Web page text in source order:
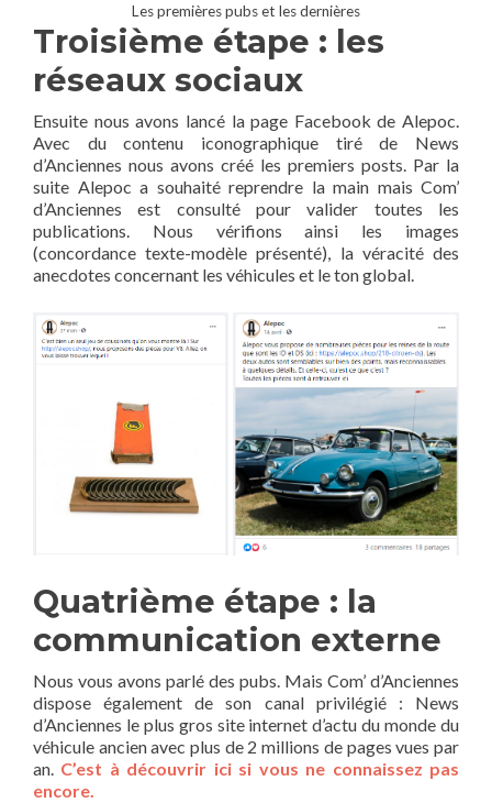
Les premières pubs et les dernières
Troisième étape : les
réseaux sociaux
Ensuite nous avons lancé la page Facebook de Alepoc.
Avec du contenu iconographique tiré de News
d’Anciennes nous avons créé les premiers posts. Par la
suite Alepoc a souhaité reprendre la main mais Com’
d’Anciennes est consulté pour valider toutes les
publications. Nous vérifions ainsi les images
(concordance texte-modèle présenté), la véracité des
anecdotes concernant les véhicules et le ton global.
Quatrième étape : la
communication externe
Nous vous avons parlé des pubs. Mais Com’ d’Anciennes
dispose également de son canal privilégié : News
d’Anciennes le plus gros site internet d’actu du monde du
véhicule ancien avec plus de 2 millions de pages vues par
an. C’est à découvrir ici si vous ne connaissez pas
encore.